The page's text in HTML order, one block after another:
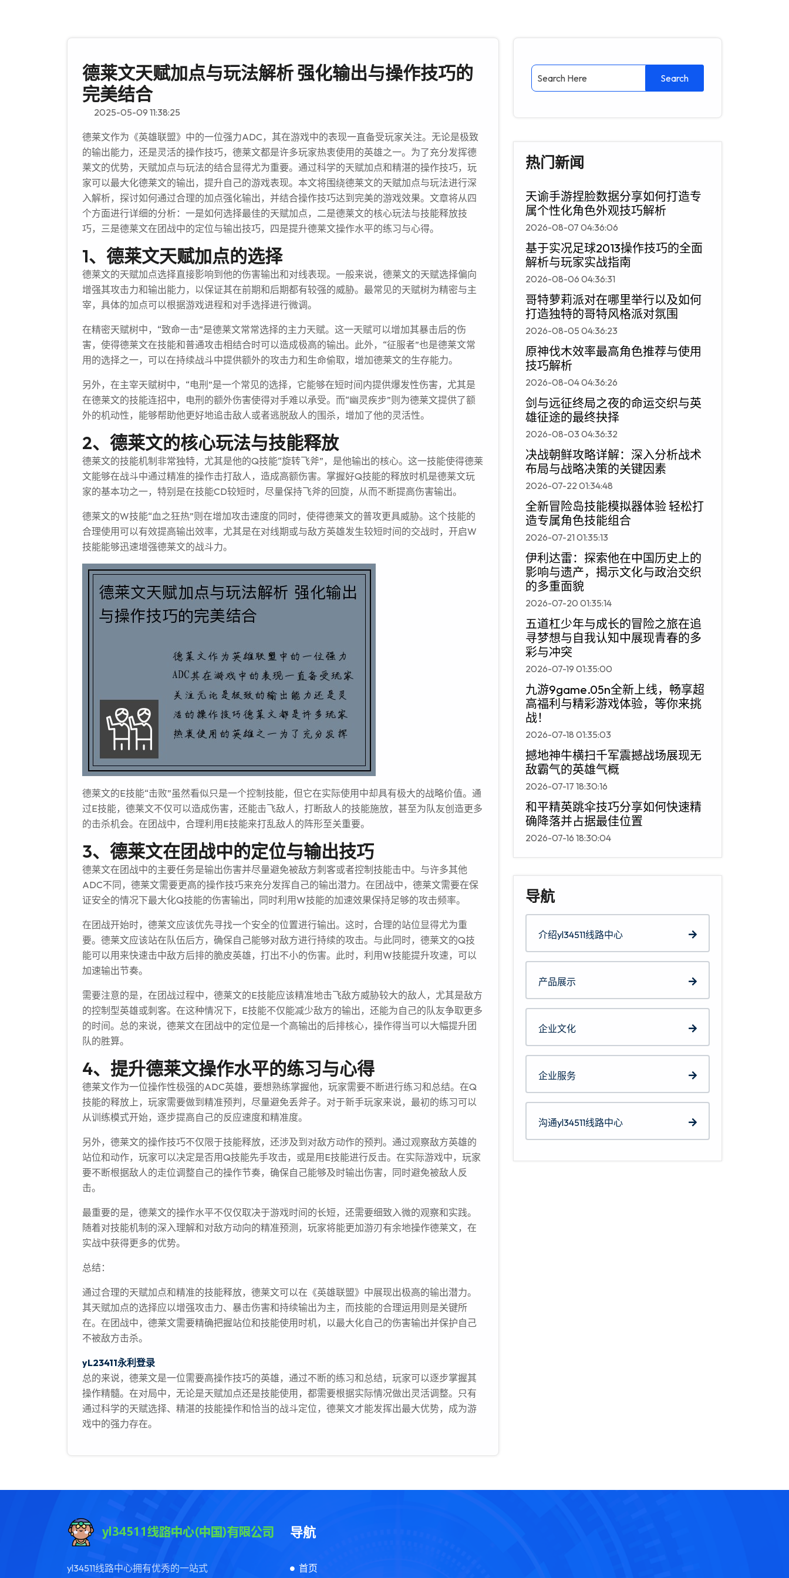
德莱文天赋加点与玩法解析 强化输出与操作技巧的
完美结合
2025-05-09 11:38:25
德莱文作为《英雄联盟》中的一位强力ADC，其在游戏中的表现一直备受玩家关注。无论是极致
的输出能力，还是灵活的操作技巧，德莱文都是许多玩家热衷使用的英雄之一。为了充分发挥德
莱文的优势，天赋加点与玩法的结合显得尤为重要。通过科学的天赋加点和精湛的操作技巧，玩
家可以最大化德莱文的输出，提升自己的游戏表现。本文将围绕德莱文的天赋加点与玩法进行深
入解析，探讨如何通过合理的加点强化输出，并结合操作技巧达到完美的游戏效果。文章将从四
个方面进行详细的分析：一是如何选择最佳的天赋加点，二是德莱文的核心玩法与技能释放技
巧，三是德莱文在团战中的定位与输出技巧，四是提升德莱文操作水平的练习与心得。
1、德莱文天赋加点的选择
德莱文的天赋加点选择直接影响到他的伤害输出和对线表现。一般来说，德莱文的天赋选择偏向
增强其攻击力和输出能力，以保证其在前期和后期都有较强的威胁。最常见的天赋树为精密与主
宰，具体的加点可以根据游戏进程和对手选择进行微调。
在精密天赋树中，“致命一击”是德莱文常常选择的主力天赋。这一天赋可以增加其暴击后的伤
害，使得德莱文在技能和普通攻击相结合时可以造成极高的输出。此外，“征服者”也是德莱文常
用的选择之一，可以在持续战斗中提供额外的攻击力和生命偷取，增加德莱文的生存能力。
另外，在主宰天赋树中，“电刑”是一个常见的选择，它能够在短时间内提供爆发性伤害，尤其是
在德莱文的技能连招中，电刑的额外伤害使得对手难以承受。而“幽灵疾步”则为德莱文提供了额
外的机动性，能够帮助他更好地追击敌人或者逃脱敌人的围杀，增加了他的灵活性。
2、德莱文的核心玩法与技能释放
德莱文的技能机制非常独特，尤其是他的Q技能“旋转飞斧”，是他输出的核心。这一技能使得德莱
文能够在战斗中通过精准的操作击打敌人，造成高额伤害。掌握好Q技能的释放时机是德莱文玩
家的基本功之一，特别是在技能CD较短时，尽量保持飞斧的回旋，从而不断提高伤害输出。
德莱文的W技能“血之狂热”则在增加攻击速度的同时，使得德莱文的普攻更具威胁。这个技能的
合理使用可以有效提高输出效率，尤其是在对线期或与敌方英雄发生较短时间的交战时，开启W
技能能够迅速增强德莱文的战斗力。
德莱文的E技能“击败”虽然看似只是一个控制技能，但它在实际使用中却具有极大的战略价值。通
过E技能，德莱文不仅可以造成伤害，还能击飞敌人，打断敌人的技能施放，甚至为队友创造更多
的击杀机会。在团战中，合理利用E技能来打乱敌人的阵形至关重要。
3、德莱文在团战中的定位与输出技巧
德莱文在团战中的主要任务是输出伤害并尽量避免被敌方刺客或者控制技能击中。与许多其他
ADC不同，德莱文需要更高的操作技巧来充分发挥自己的输出潜力。在团战中，德莱文需要在保
证安全的情况下最大化Q技能的伤害输出，同时利用W技能的加速效果保持足够的攻击频率。
在团战开始时，德莱文应该优先寻找一个安全的位置进行输出。这时，合理的站位显得尤为重
要。德莱文应该站在队伍后方，确保自己能够对敌方进行持续的攻击。与此同时，德莱文的Q技
能可以用来快速击中敌方后排的脆皮英雄，打出不小的伤害。此时，利用W技能提升攻速，可以
加速输出节奏。
需要注意的是，在团战过程中，德莱文的E技能应该精准地击飞敌方威胁较大的敌人，尤其是敌方
的控制型英雄或刺客。在这种情况下，E技能不仅能减少敌方的输出，还能为自己的队友争取更多
的时间。总的来说，德莱文在团战中的定位是一个高输出的后排核心，操作得当可以大幅提升团
队的胜算。
4、提升德莱文操作水平的练习与心得
德莱文作为一位操作性极强的ADC英雄，要想熟练掌握他，玩家需要不断进行练习和总结。在Q
技能的释放上，玩家需要做到精准预判，尽量避免丢斧子。对于新手玩家来说，最初的练习可以
从训练模式开始，逐步提高自己的反应速度和精准度。
另外，德莱文的操作技巧不仅限于技能释放，还涉及到对敌方动作的预判。通过观察敌方英雄的
站位和动作，玩家可以决定是否用Q技能先手攻击，或是用E技能进行反击。在实际游戏中，玩家
要不断根据敌人的走位调整自己的操作节奏，确保自己能够及时输出伤害，同时避免被敌人反
击。
最重要的是，德莱文的操作水平不仅仅取决于游戏时间的长短，还需要细致入微的观察和实践。
随着对技能机制的深入理解和对敌方动向的精准预测，玩家将能更加游刃有余地操作德莱文，在
实战中获得更多的优势。
总结：
通过合理的天赋加点和精准的技能释放，德莱文可以在《英雄联盟》中展现出极高的输出潜力。
其天赋加点的选择应以增强攻击力、暴击伤害和持续输出为主，而技能的合理运用则是关键所
在。在团战中，德莱文需要精确把握站位和技能使用时机，以最大化自己的伤害输出并保护自己
不被敌方击杀。
yL23411永利登录
总的来说，德莱文是一位需要高操作技巧的英雄，通过不断的练习和总结，玩家可以逐步掌握其
操作精髓。在对局中，无论是天赋加点还是技能使用，都需要根据实际情况做出灵活调整。只有
通过科学的天赋选择、精湛的技能操作和恰当的战斗定位，德莱文才能发挥出最大优势，成为游
戏中的强力存在。
热门新闻
天谕手游捏脸数据分享如何打造专
属个性化角色外观技巧解析
2026-08-07 04:36:06
基于实况足球2013操作技巧的全面
解析与玩家实战指南
2026-08-06 04:36:31
哥特萝莉派对在哪里举行以及如何
打造独特的哥特风格派对氛围
2026-08-05 04:36:23
原神伐木效率最高角色推荐与使用
技巧解析
2026-08-04 04:36:26
剑与远征终局之夜的命运交织与英
雄征途的最终抉择
2026-08-03 04:36:32
决战朝鲜攻略详解：深入分析战术
布局与战略决策的关键因素
2026-07-22 01:34:48
全新冒险岛技能模拟器体验 轻松打
造专属角色技能组合
2026-07-21 01:35:13
伊利达雷：探索他在中国历史上的
影响与遗产，揭示文化与政治交织
的多重面貌
2026-07-20 01:35:14
五道杠少年与成长的冒险之旅在追
寻梦想与自我认知中展现青春的多
彩与冲突
2026-07-19 01:35:00
九游9game.05n全新上线，畅享超
高福利与精彩游戏体验，等你来挑
战！
2026-07-18 01:35:03
撼地神牛横扫千军震撼战场展现无
敌霸气的英雄气概
2026-07-17 18:30:16
和平精英跳伞技巧分享如何快速精
确降落并占据最佳位置
2026-07-16 18:30:04
导航
介绍yl34511线路中心
产品展示
企业文化
企业服务
沟通yl34511线路中心
yl34511线路中心拥有优秀的一站式
导航
首页